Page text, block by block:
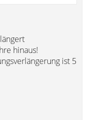
hinaus!
ist 5